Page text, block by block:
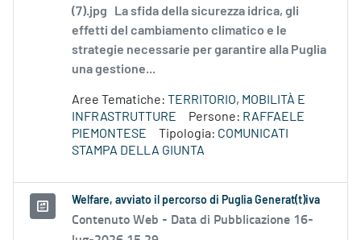
(7).jpg La sfida della sicurezza idrica, gli
effetti del cambiamento climatico e le
strategie necessarie per garantire alla Puglia
una gestione...
Aree Tematiche: TERRITORIO, MOBILITÀ E
INFRASTRUTTURE
Persone: RAFFAELE
PIEMONTESE
Tipologia: COMUNICATI
STAMPA DELLA GIUNTA
Welfare, avviato il percorso di Puglia Generat(t)iva
Contenuto Web - Data di Pubblicazione 16-